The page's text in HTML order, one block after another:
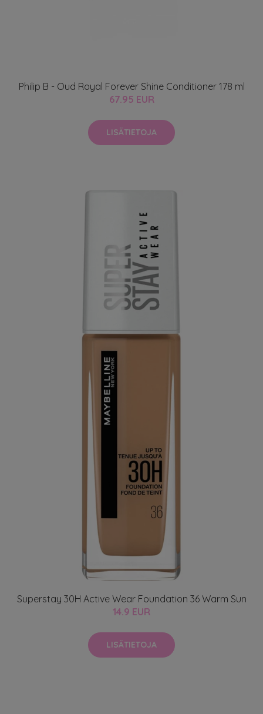
Philip B - Oud Royal Forever Shine Conditioner 178 ml
67.95 EUR
LISÄTIETOJA
Superstay 30H Active Wear Foundation 36 Warm Sun
14.9 EUR
LISÄTIETOJA